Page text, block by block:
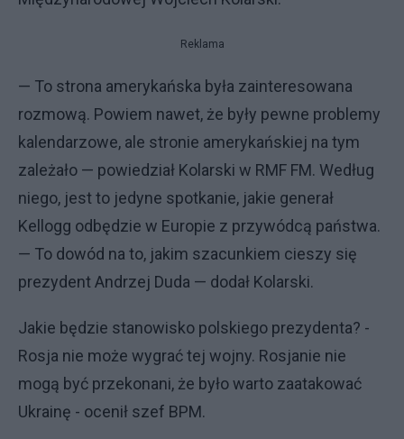
Reklama
— To strona amerykańska była zainteresowana
rozmową. Powiem nawet, że były pewne problemy
kalendarzowe, ale stronie amerykańskiej na tym
zależało — powiedział Kolarski w RMF FM. Według
niego, jest to jedyne spotkanie, jakie generał
Kellogg odbędzie w Europie z przywódcą państwa.
— To dowód na to, jakim szacunkiem cieszy się
prezydent Andrzej Duda — dodał Kolarski.
Jakie będzie stanowisko polskiego prezydenta? -
Rosja nie może wygrać tej wojny. Rosjanie nie
mogą być przekonani, że było warto zaatakować
Ukrainę - ocenił szef BPM.